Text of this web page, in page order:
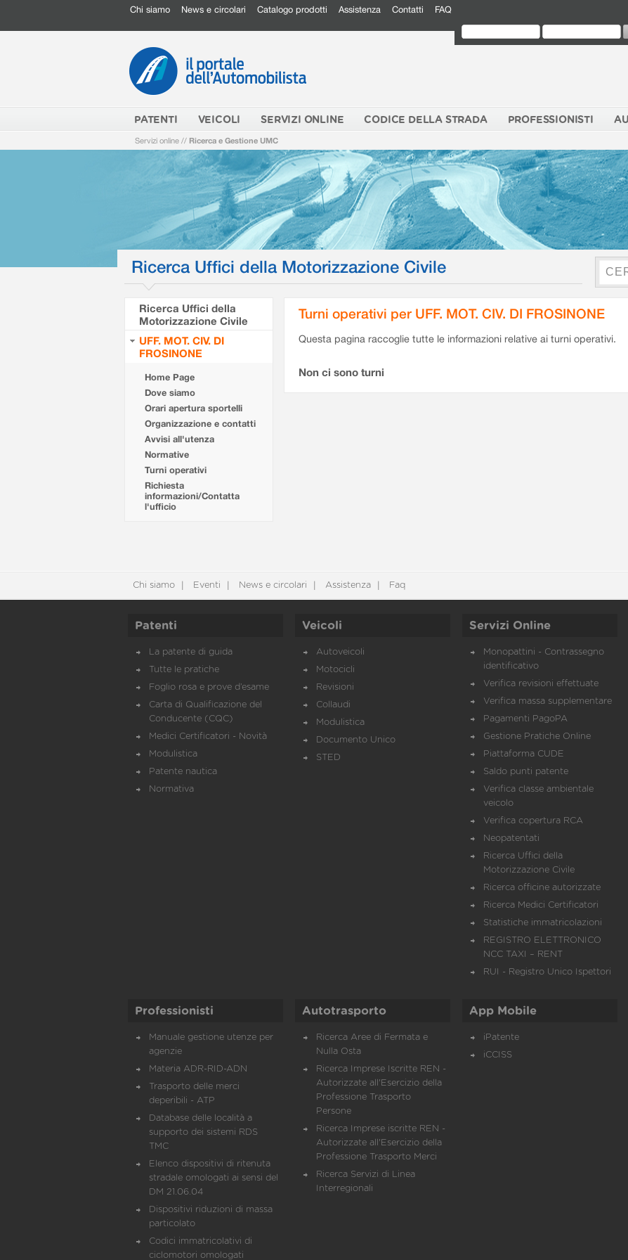
Chi siamo News e circolari Catalogo prodotti Assistenza Contatti FAQ
PATENTI VEICOLI SERVIZI ONLINE CODICE DELLA STRADA PROFESSIONISTI
Servizi online // Ricerca e Gestione UMC
Ricerca Uffici della Motorizzazione Civile
Ricerca Uffici della
Motorizzazione Civile
UFF. MOT. CIV. DI
FROSINONE
Home Page
Dove siamo
Orari apertura sportelli
Organizzazione e contatti
Avvisi all'utenza
Normative
Turni operativi
Richiesta
informazioni/Contatta
l'ufficio
Turni operativi per UFF. MOT. CIV. DI FROSINONE
Questa pagina raccoglie tutte le informazioni relative ai turni operativi.
Non ci sono turni
Chi siamo Eventi News e circolari Assistenza Faq
Patenti
La patente di guida
Tutte le pratiche
Foglio rosa e prove d’esame
Carta di Qualificazione del
Conducente (CQC)
Medici Certificatori - Novità
Modulistica
Patente nautica
Normativa
Veicoli
Autoveicoli
Motocicli
Revisioni
Collaudi
Modulistica
Documento Unico
STED
Servizi Online
Monopattini - Contrassegno
identificativo
Verifica revisioni effettuate
Verifica massa supplementare
Pagamenti PagoPA
Gestione Pratiche Online
Piattaforma CUDE
Saldo punti patente
Verifica classe ambientale
veicolo
Verifica copertura RCA
Neopatentati
Ricerca Uffici della
Motorizzazione Civile
Ricerca officine autorizzate
Ricerca Medici Certificatori
Statistiche immatricolazioni
REGISTRO ELETTRONICO
NCC TAXI – RENT
RUI - Registro Unico Ispettori
Professionisti
Manuale gestione utenze per
agenzie
Materia ADR-RID-ADN
Trasporto delle merci
deperibili - ATP
Database delle località a
supporto dei sistemi RDS
TMC
Elenco dispositivi di ritenuta
stradale omologati ai sensi del
DM 21.06.04
Dispositivi riduzioni di massa
particolato
Codici immatricolativi di
ciclomotori omologati
Autotrasporto
Ricerca Aree di Fermata e
Nulla Osta
Ricerca Imprese Iscritte REN -
Autorizzate all'Esercizio della
Professione Trasporto
Persone
Ricerca Imprese iscritte REN -
Autorizzate all'Esercizio della
Professione Trasporto Merci
Ricerca Servizi di Linea
Interregionali
App Mobile
iPatente
iCCISS